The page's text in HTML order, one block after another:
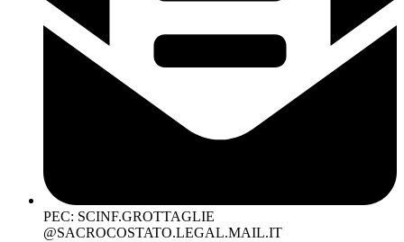
PEC: SCINF.GROTTAGLIE
@SACROCOSTATO.LEGAL.MAIL.IT